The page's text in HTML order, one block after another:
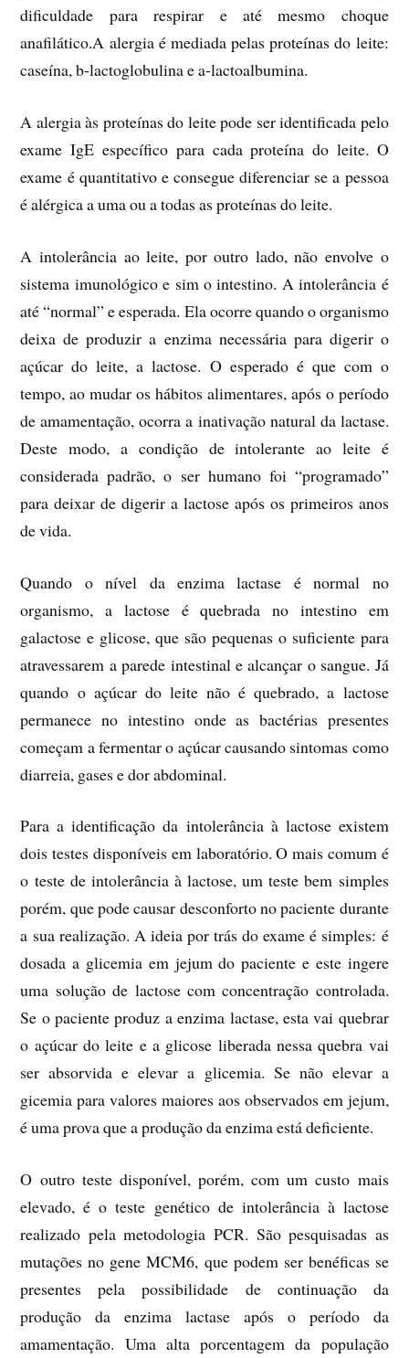
dificuldade para respirar e até mesmo choque
anafilático.A alergia é mediada pelas proteínas do leite:
caseína, b-lactoglobulina e a-lactoalbumina.
A alergia às proteínas do leite pode ser identificada pelo
exame IgE específico para cada proteína do leite. O
exame é quantitativo e consegue diferenciar se a pessoa
é alérgica a uma ou a todas as proteínas do leite.
A intolerância ao leite, por outro lado, não envolve o
sistema imunológico e sim o intestino. A intolerância é
até “normal” e esperada. Ela ocorre quando o organismo
deixa de produzir a enzima necessária para digerir o
açúcar do leite, a lactose. O esperado é que com o
tempo, ao mudar os hábitos alimentares, após o período
de amamentação, ocorra a inativação natural da lactase.
Deste modo, a condição de intolerante ao leite é
considerada padrão, o ser humano foi “programado”
para deixar de digerir a lactose após os primeiros anos
de vida.
Quando o nível da enzima lactase é normal no
organismo, a lactose é quebrada no intestino em
galactose e glicose, que são pequenas o suficiente para
atravessarem a parede intestinal e alcançar o sangue. Já
quando o açúcar do leite não é quebrado, a lactose
permanece no intestino onde as bactérias presentes
começam a fermentar o açúcar causando sintomas como
diarreia, gases e dor abdominal.
Para a identificação da intolerância à lactose existem
dois testes disponíveis em laboratório. O mais comum é
o teste de intolerância à lactose, um teste bem simples
porém, que pode causar desconforto no paciente durante
a sua realização. A ideia por trás do exame é simples: é
dosada a glicemia em jejum do paciente e este ingere
uma solução de lactose com concentração controlada.
Se o paciente produz a enzima lactase, esta vai quebrar
o açúcar do leite e a glicose liberada nessa quebra vai
ser absorvida e elevar a glicemia. Se não elevar a
gicemia para valores maiores aos observados em jejum,
é uma prova que a produção da enzima está deficiente.
O outro teste disponível, porém, com um custo mais
elevado, é o teste genético de intolerância à lactose
realizado pela metodologia PCR. São pesquisadas as
mutações no gene MCM6, que podem ser benéficas se
presentes pela possibilidade de continuação da
produção da enzima lactase após o período da
amamentação. Uma alta porcentagem da população